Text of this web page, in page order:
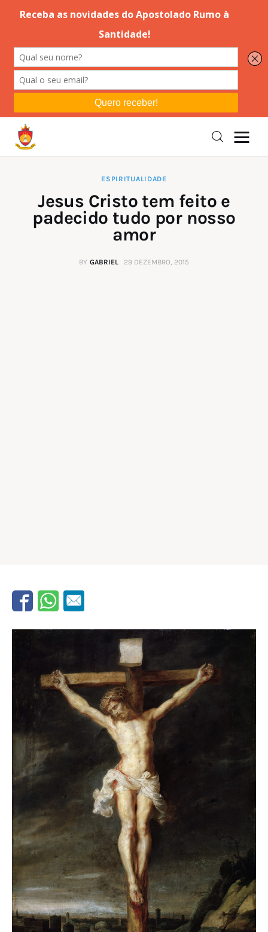
Editorial
Orações
Instruções
Espiritualidade
ESPIRITUALIDADE
Jesus Cristo tem feito e
padecido tudo por nosso
amor
BY GABRIEL 29 DEZEMBRO, 2015